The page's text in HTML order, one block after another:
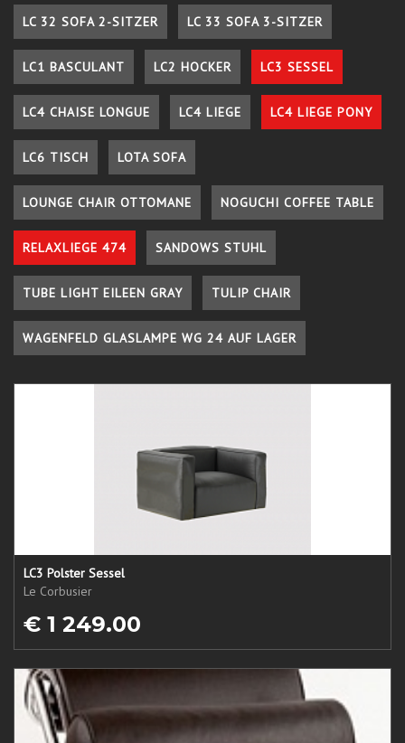
LC 32 SOFA 2-SITZER LC 33 SOFA 3-SITZER
LC1 BASCULANT LC2 HOCKER LC3 SESSEL
LC4 CHAISE LONGUE LC4 LIEGE LC4 LIEGE PONY
LC6 TISCH LOTA SOFA
LOUNGE CHAIR OTTOMANE NOGUCHI COFFEE TABLE
RELAXLIEGE 474 SANDOWS STUHL
TUBE LIGHT EILEEN GRAY TULIP CHAIR
WAGENFELD GLASLAMPE WG 24 AUF LAGER
LC3 Polster Sessel
Le Corbusier
€ 1 249.00